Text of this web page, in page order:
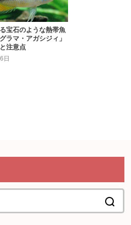
宝石のような熱帯魚
ラマ・アガシジィ」
注意点
日